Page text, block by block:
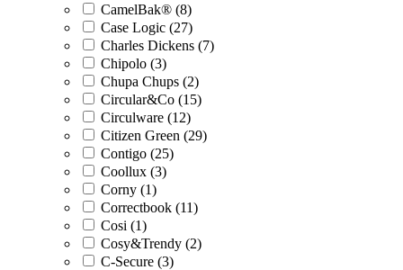
CamelBak® (8)
Case Logic (27)
Charles Dickens (7)
Chipolo (3)
Chupa Chups (2)
Circular&Co (15)
Circulware (12)
Citizen Green (29)
Contigo (25)
Coollux (3)
Corny (1)
Correctbook (11)
Cosi (1)
Cosy&Trendy (2)
C-Secure (3)